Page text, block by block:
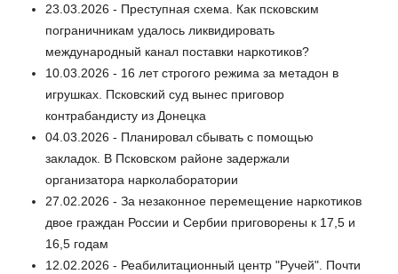
23.03.2026 - Преступная схема. Как псковским
пограничникам удалось ликвидировать
международный канал поставки наркотиков?
10.03.2026 - 16 лет строгого режима за метадон в
игрушках. Псковский суд вынес приговор
контрабандисту из Донецка
04.03.2026 - Планировал сбывать с помощью
закладок. В Псковском районе задержали
организатора нарколаборатории
27.02.2026 - За незаконное перемещение наркотиков
двое граждан России и Сербии приговорены к 17,5 и
16,5 годам
12.02.2026 - Реабилитационный центр "Ручей". Почти